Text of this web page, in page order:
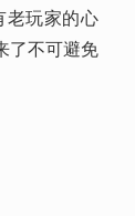
老玩家的心
了不可避免